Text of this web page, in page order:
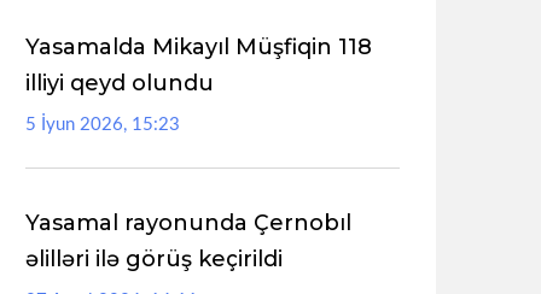
Yasamalda Mikayıl Müşfiqin 118
illiyi qeyd olundu
5 İyun 2026, 15:23
Yasamal rayonunda Çernobıl
əlilləri ilə görüş keçirildi